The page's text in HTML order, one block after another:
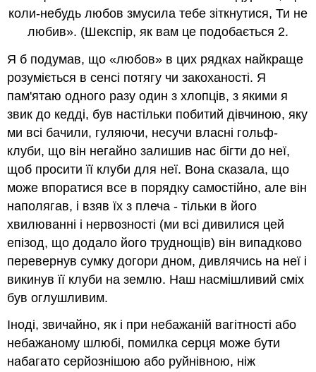
коли-небудь любов змусила тебе зіткнутися, Ти не
любив». (Шекспір, як вам це подобається 2.
Я б подумав, що «любов» в цих рядках найкраще
розуміється в сенсі потягу чи закоханості. Я
пам'ятаю одного разу один з хлопців, з якими я
звик до кедді, був настільки побитий дівчиною, яку
ми всі бачили, гуляючи, несучи власні гольф-
клуби, що він негайно залишив нас бігти до неї,
щоб просити її клуби для неї. Вона сказала, що
може впоратися все в порядку самостійно, але він
наполягав, і взяв їх з плеча - тільки в його
хвилюванні і нервозності (ми всі дивилися цей
епізод, що додало його труднощів) він випадково
перевернув сумку догори дном, дивлячись на неї і
викинув її клуби на землю. Наш насмішливий сміх
був оглушливим.
Іноді, звичайно, як і при небажаній вагітності або
небажаному шлюбі, помилка серця може бути
набагато серйознішою або руйнівною, ніж